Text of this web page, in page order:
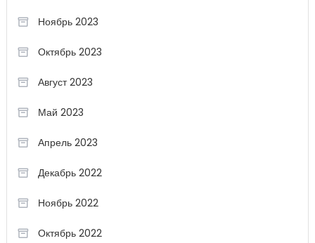
Ноябрь 2023
Октябрь 2023
Август 2023
Май 2023
Апрель 2023
Декабрь 2022
Ноябрь 2022
Октябрь 2022